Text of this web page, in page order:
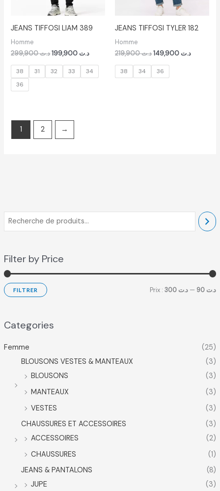
Filter by Price
FILTRER Prix : د.ت 90 — د.ت 300
Categories
Femme
(25)
BLOUSONS VESTES & MANTEAUX
(3)
BLOUSONS
(3)
MANTEAUX
(3)
VESTES
(3)
CHAUSSURES ET ACCESSOIRES
(3)
ACCESSOIRES
(2)
CHAUSSURES
(1)
JEANS & PANTALONS
(8)
JUPE
(3)
JEANS TIFFOSI LIAM 389
Homme
د.ت299,900 د.ت
38 31 32 33
34
36
JEANS TIFFOSI TYLER 182
Homme
د.ت219,900 د.ت
38 34 36
1 2 →